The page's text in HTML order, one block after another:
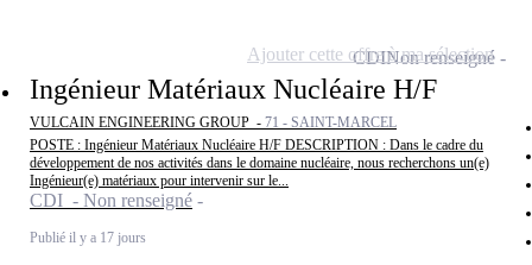
Ingénieur Matériaux Nucléaire H/F
VULCAIN ENGINEERING GROUP - 71 - SAINT-MARCEL
POSTE : Ingénieur Matériaux Nucléaire H/F DESCRIPTION : Dans le cadre du
développement de nos activités dans le domaine nucléaire, nous recherchons un(e)
Ingénieur(e) matériaux pour intervenir sur le...
CDI - Non renseigné
Publié il y a 17 jours
CDINon renseigné
Ajouter cette offre à ma sélection